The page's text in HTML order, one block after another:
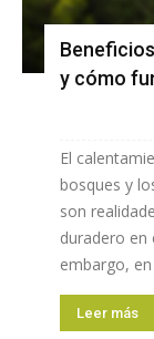
y cómo
El
bosques y
son
duradero en
embargo,
Leer más